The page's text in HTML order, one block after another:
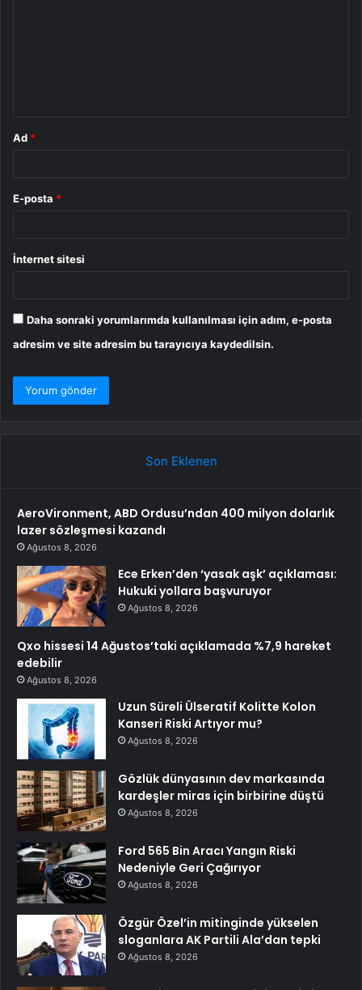
Ad *
E-posta *
İnternet sitesi
Daha sonraki yorumlarımda kullanılması için adım, e-posta
adresim ve site adresim bu tarayıcıya kaydedilsin.
Son Eklenen
AeroVironment, ABD Ordusu’ndan 400 milyon dolarlık
lazer sözleşmesi kazandı
Ağustos 8, 2026
Ece Erken’den ‘yasak aşk’ açıklaması:
Hukuki yollara başvuruyor
Ağustos 8, 2026
Qxo hissesi 14 Ağustos’taki açıklamada %7,9 hareket
edebilir
Ağustos 8, 2026
Uzun Süreli Ülseratif Kolitte Kolon
Kanseri Riski Artıyor mu?
Ağustos 8, 2026
Gözlük dünyasının dev markasında
kardeşler miras için birbirine düştü
Ağustos 8, 2026
Ford 565 Bin Aracı Yangın Riski
Nedeniyle Geri Çağırıyor
Ağustos 8, 2026
Özgür Özel’in mitinginde yükselen
sloganlara AK Partili Ala’dan tepki
Ağustos 8, 2026